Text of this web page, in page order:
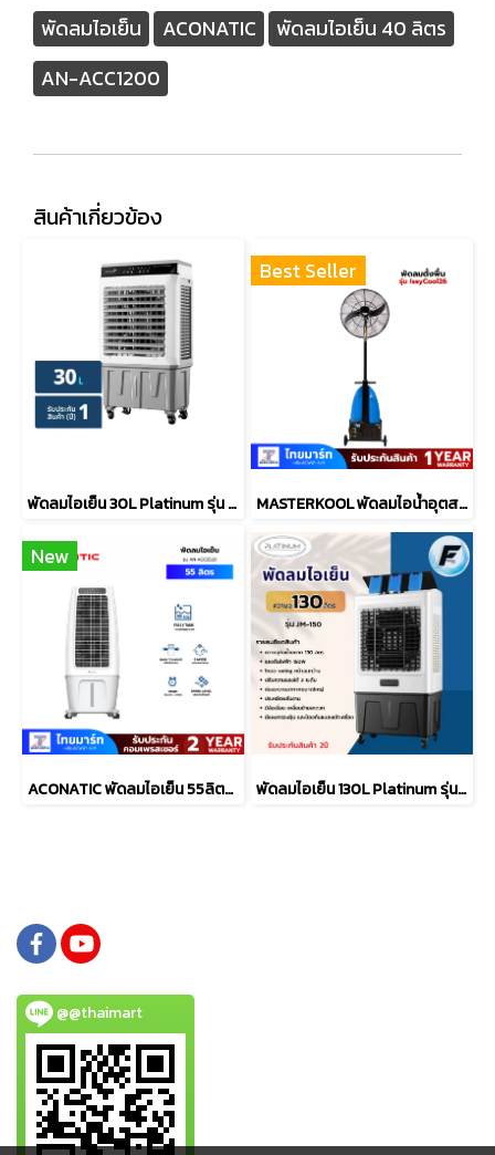
พัดลมไอเย็น ACONATIC
พัดลมไอเย็น 40 ลิตร
AN-ACC1200
สินค้าเกี่ยวข้อง
พัดลมไอเย็น 30L Platinum รุ่น KTM-D02
Best Seller
MASTERKOOL พัดลมไอน้ำอุตสาหกรรม 26" รุ่น IssyCool26
New
ACONATIC พัดลมไอเย็น 55ลิตร รุ่น AN-ACC5520 พัดลมไอเย็น 130L Platinum รุ่น JM-150
@@thaimart